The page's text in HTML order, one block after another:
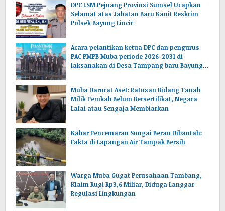
DPC LSM Pejuang Provinsi Sumsel Ucapkan
Selamat atas Jabatan Baru Kanit Reskrim
Polsek Bayung Lincir
Acara pelantikan ketua DPC dan pengurus
PAC PMPB Muba periode 2026-2031 di
laksanakan di Desa Tampang baru Bayung
Muba Darurat Aset: Ratusan Bidang Tanah
Milik Pemkab Belum Bersertifikat, Negara
Lalai atau Sengaja Membiarkan
Kabar Pencemaran Sungai Berau Dibantah:
Fakta di Lapangan Air Tampak Bersih
Warga Muba Gugat Perusahaan Tambang,
Klaim Rugi Rp3,6 Miliar, Diduga Langgar
Regulasi Lingkungan